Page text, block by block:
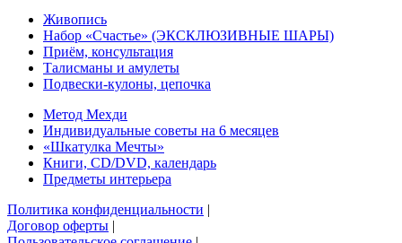
Живопись
Набор «Счастье» (ЭКСКЛЮЗИВНЫЕ ШАРЫ)
Приём, консультация
Талисманы и амулеты
Подвески-кулоны, цепочка
Метод Мехди
Индивидуальные советы на 6 месяцев
«Шкатулка Мечты»
Книги, CD/DVD, календарь
Предметы интерьера
Политика конфиденциальности |
Договор оферты |